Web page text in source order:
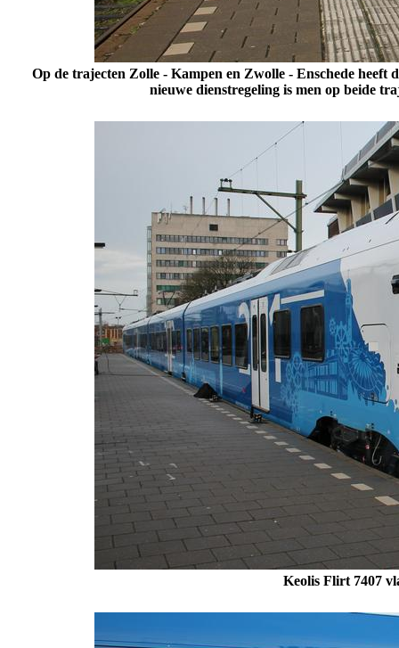
Op de trajecten Zolle - Kampen en Zwolle - Enschede heeft
nieuwe dienstregeling is men op beide
Keolis Flirt 7407